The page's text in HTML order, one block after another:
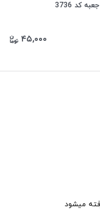
جعبه کد 3736
۴۵,۰۰۰
میشود